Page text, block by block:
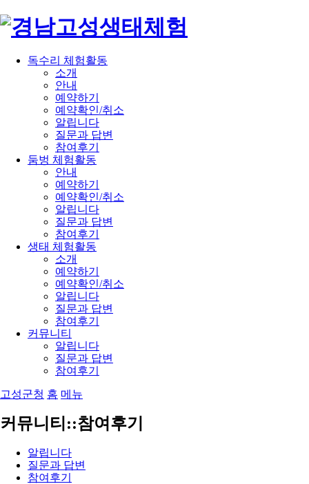
독수리 체험활동
소개
안내
예약하기
예약확인/취소
알립니다
질문과 답변
참여후기
둠벙 체험활동
안내
예약하기
예약확인/취소
알립니다
질문과 답변
참여후기
생태 체험활동
소개
예약하기
예약확인/취소
알립니다
질문과 답변
참여후기
커뮤니티
알립니다
질문과 답변
참여후기
고성군청 홈 메뉴
커뮤니티::참여후기
알립니다
질문과 답변
참여후기